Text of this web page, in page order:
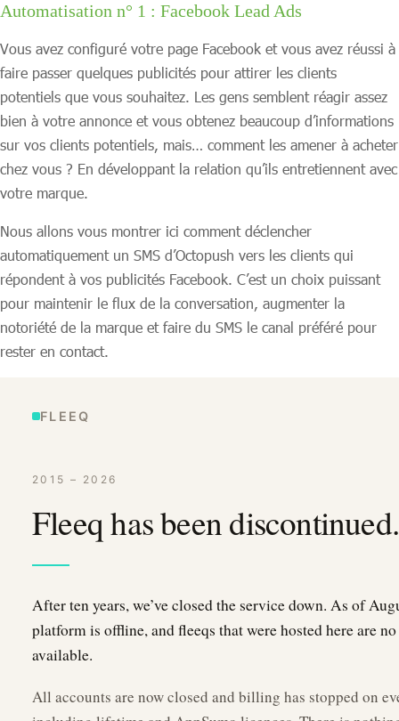
Automatisation n° 1 : Facebook Lead Ads
Vous avez configuré votre page Facebook et vous avez réussi à
faire passer quelques publicités pour attirer les clients
potentiels que vous souhaitez. Les gens semblent réagir assez
bien à votre annonce et vous obtenez beaucoup d’informations
sur vos clients potentiels, mais… comment les amener à acheter
chez vous ? En développant la relation qu’ils entretiennent avec
votre marque.
Nous allons vous montrer ici comment déclencher
automatiquement un SMS d’Octopush vers les clients qui
répondent à vos publicités Facebook. C’est un choix puissant
pour maintenir le flux de la conversation, augmenter la
notoriété de la marque et faire du SMS le canal préféré pour
rester en contact.